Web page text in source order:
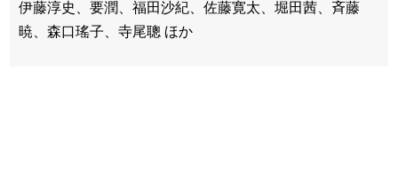
伊藤淳史、要潤、福田沙紀、佐藤寛太、堀田茜、斉藤
暁、森口瑤子、寺尾聰 ほか